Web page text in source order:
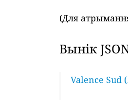
(Для
Вынік
Valence Sud